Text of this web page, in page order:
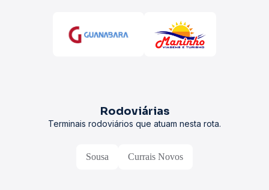
Rodoviárias
Terminais rodoviários que atuam nesta rota.
Sousa Currais Novos